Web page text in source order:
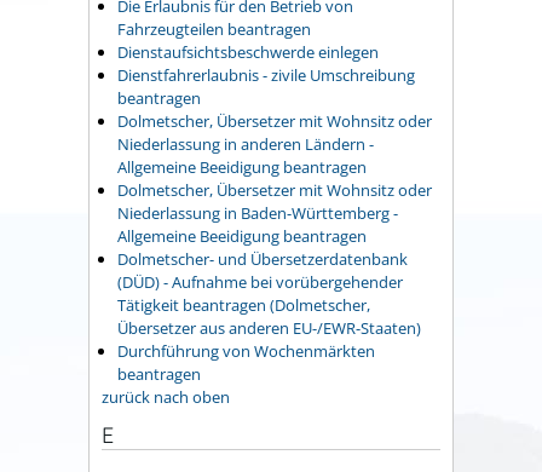
Die Erlaubnis für den Betrieb von
Fahrzeugteilen beantragen
Dienstaufsichtsbeschwerde einlegen
Dienstfahrerlaubnis - zivile Umschreibung
beantragen
Dolmetscher, Übersetzer mit Wohnsitz oder
Niederlassung in anderen Ländern -
Allgemeine Beeidigung beantragen
Dolmetscher, Übersetzer mit Wohnsitz oder
Niederlassung in Baden-Württemberg -
Allgemeine Beeidigung beantragen
Dolmetscher- und Übersetzerdatenbank
(DÜD) - Aufnahme bei vorübergehender
Tätigkeit beantragen (Dolmetscher,
Übersetzer aus anderen EU-/EWR-Staaten)
Durchführung von Wochenmärkten
beantragen
zurück nach oben
E